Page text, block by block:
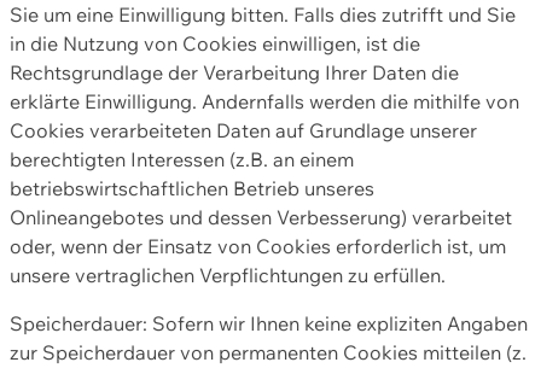
Sie um eine Einwilligung bitten. Falls dies zutrifft und Sie
in die Nutzung von Cookies einwilligen, ist die
Rechtsgrundlage der Verarbeitung Ihrer Daten die
erklärte Einwilligung. Andernfalls werden die mithilfe von
Cookies verarbeiteten Daten auf Grundlage unserer
berechtigten Interessen (z.B. an einem
betriebswirtschaftlichen Betrieb unseres
Onlineangebotes und dessen Verbesserung) verarbeitet
oder, wenn der Einsatz von Cookies erforderlich ist, um
unsere vertraglichen Verpflichtungen zu erfüllen.
Speicherdauer: Sofern wir Ihnen keine expliziten Angaben
zur Speicherdauer von permanenten Cookies mitteilen (z.